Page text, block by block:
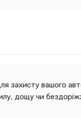
захисту вашого
дощу чи